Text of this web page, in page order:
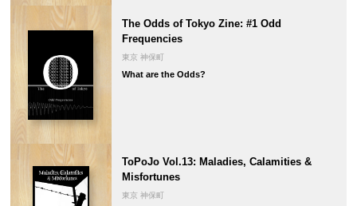
The Odds of Tokyo Zine: #1 Odd
Frequencies
東京 神保町
What are the Odds?
ToPoJo Vol.13: Maladies, Calamities &
Misfortunes
東京 神保町